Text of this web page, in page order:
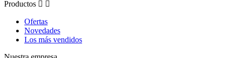
Productos  
Ofertas
Novedades
Los más vendidos